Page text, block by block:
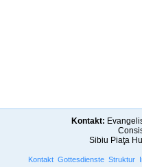
Kontakt:
Sibiu Piaţa
Kontakt Gottesdienste Struktur